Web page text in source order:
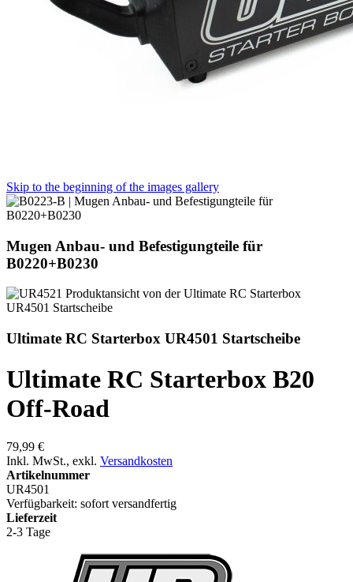
Skip to the beginning of the images gallery
Mugen Anbau- und Befestigungteile für
B0220+B0230
Ultimate RC Starterbox UR4501 Startscheibe
Ultimate RC Starterbox B20
Off-Road
79,99 €
Inkl. MwSt., exkl. Versandkosten
Artikelnummer
UR4501
Verfügbarkeit: sofort versandfertig
Lieferzeit
2-3 Tage